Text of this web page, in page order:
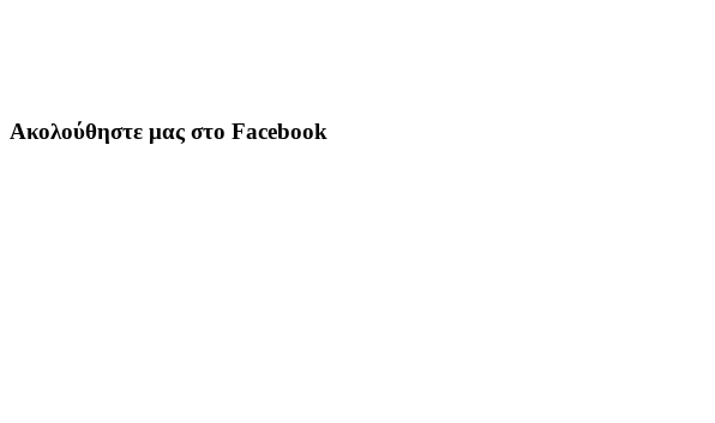
Ακολούθηστε μας στο Facebook